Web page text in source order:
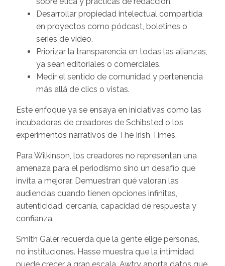
Desarrollar propiedad intelectual compartida
en proyectos como pódcast, boletines o
series de video.
Priorizar la transparencia en todas las alianzas,
ya sean editoriales o comerciales.
Medir el sentido de comunidad y pertenencia
más allá de clics o vistas.
Este enfoque ya se ensaya en iniciativas como las
incubadoras de creadores de Schibsted o los
experimentos narrativos de The Irish Times.
Para Wilkinson, los creadores no representan una
amenaza para el periodismo sino un desafío que
invita a mejorar. Demuestran qué valoran las
audiencias cuando tienen opciones infinitas,
autenticidad, cercanía, capacidad de respuesta y
confianza.
Smith Galer recuerda que la gente elige personas,
no instituciones. Hasse muestra que la intimidad
puede crecer a gran escala. Awtry aporta datos que